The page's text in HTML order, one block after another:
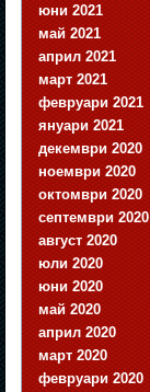
юни 2021
май 2021
април 2021
март 2021
февруари 2021
януари 2021
декември 2020
ноември 2020
октомври 2020
септември 2020
август 2020
юли 2020
юни 2020
май 2020
април 2020
март 2020
февруари 2020